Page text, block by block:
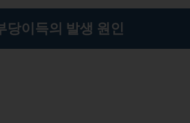
당이득의 발생 원인